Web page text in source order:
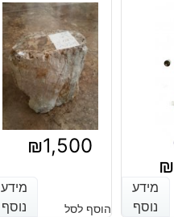
₪
מידע
נוסף
מידע
נוסף
₪1,500
מידע
נוסף
הוסף לסל
מידע
נוסף